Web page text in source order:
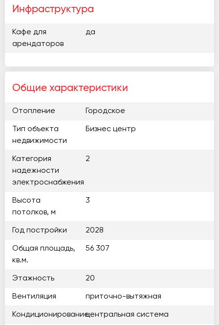
Инфраструктура
Кафе для
арендаторов
да
Общие характеристики
Отопление Городское
Тип объекта
недвижимости
Бизнес центр
Категория
надежности
электроснабжения
2
Высота
потолков, м
3
Год постройки 2028
Общая площадь,
кв.м.
56 307
Этажность 20
Вентиляция приточно-вытяжная
Кондиционированиецентральная система